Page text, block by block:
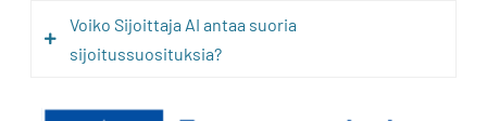
tehdä päätöksiä dataan ja analyysiin perustuen.
Se hyödyntää Sijoittaja.fi:n omia sisältöjä,
algoritmeja ja analyysiosaamista, minkä
Voiko Sijoittaja AI antaa suoria
sijoitussuosituksia?